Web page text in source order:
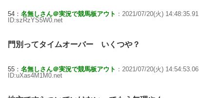
54： 名無しさん＠実況で競馬板アウト ：2021/07/20(火) 14:48:35.91
ID:szRzYS5W0.net
門別ってタイムオーバー いくつや？
55： 名無しさん＠実況で競馬板アウト ：2021/07/20(火) 14:54:53.06
ID:uXas4M1M0.net